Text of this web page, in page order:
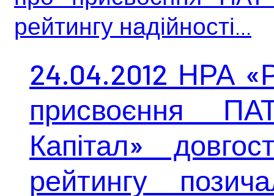
рейтингу надійності...
24.04.2012 НРА
присвоєння
Капітал»
рейтингу